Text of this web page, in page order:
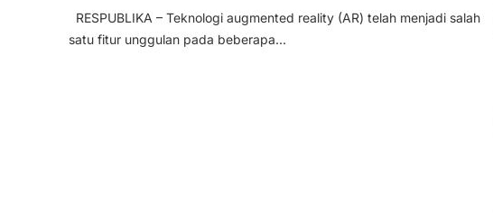
RESPUBLIKA – Teknologi augmented reality (AR) telah menjadi salah
satu fitur unggulan pada beberapa...